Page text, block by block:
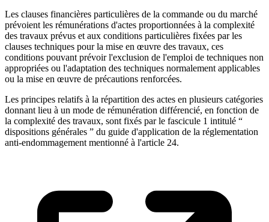
Les clauses financières particulières de la commande ou du marché
prévoient les rémunérations d'actes proportionnées à la complexité
des travaux prévus et aux conditions particulières fixées par les
clauses techniques pour la mise en œuvre des travaux, ces
conditions pouvant prévoir l'exclusion de l'emploi de techniques non
appropriées ou l'adaptation des techniques normalement applicables
ou la mise en œuvre de précautions renforcées.
Les principes relatifs à la répartition des actes en plusieurs catégories
donnant lieu à un mode de rémunération différencié, en fonction de
la complexité des travaux, sont fixés par le fascicule 1 intitulé “
dispositions générales ” du guide d'application de la réglementation
anti-endommagement mentionné à l'article 24.